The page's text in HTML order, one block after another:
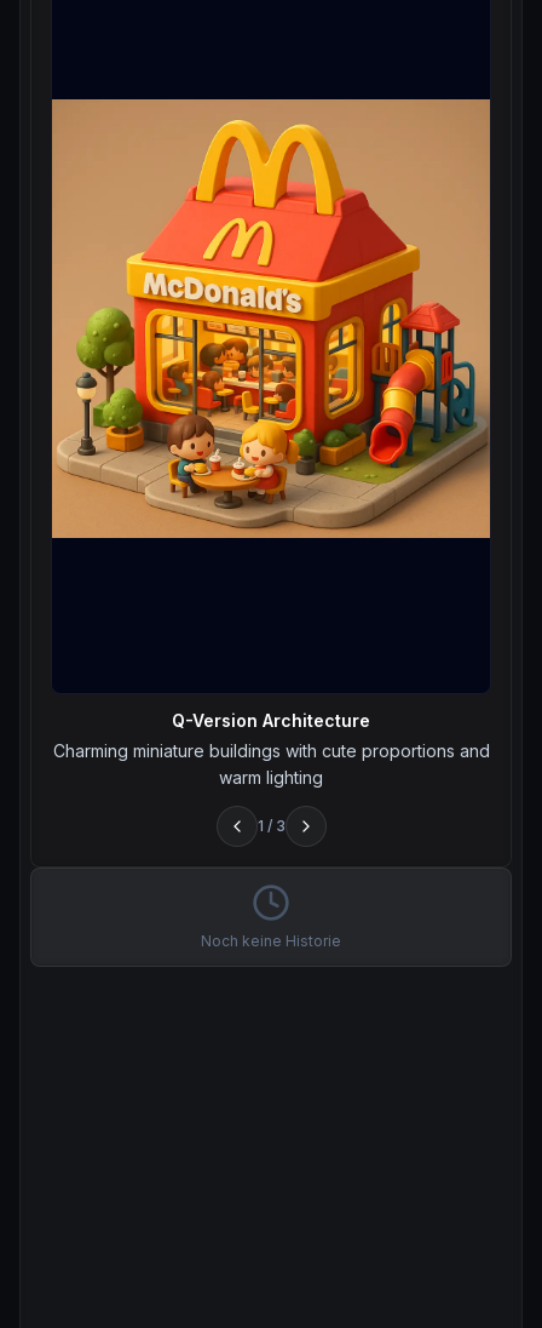
Q-Version Architecture
Charming miniature buildings with cute proportions and
warm lighting
1 / 3
Noch keine Historie